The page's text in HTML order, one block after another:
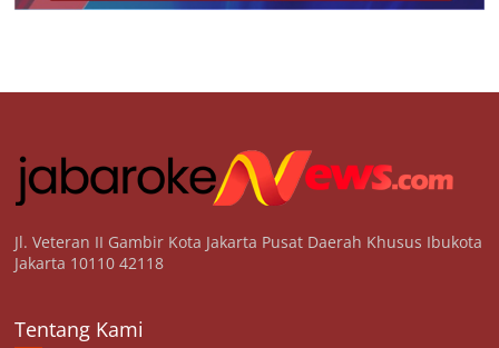
Jl. Veteran II Gambir Kota Jakarta Pusat Daerah Khusus Ibukota
Jakarta 10110 42118
Tentang Kami